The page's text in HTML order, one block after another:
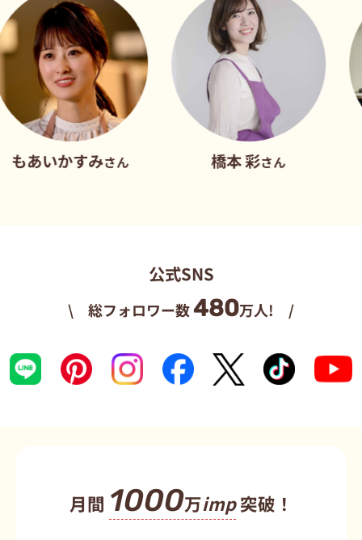
みさん さん
公式SNS
\ 総フォロワー数480万人! /
月間 1000万imp突破！